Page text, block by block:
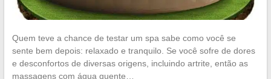
Quem teve a chance de testar um spa sabe como você se
sente bem depois: relaxado e tranquilo. Se você sofre de dores
e desconfortos de diversas origens, incluindo artrite, então as
massagens com água quente…